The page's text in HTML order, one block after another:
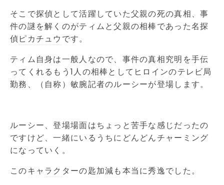
そこで探偵として活躍していた父親の死の真相、事
件の謎を解くのがティムと父親の相棒であった名探
偵ピカチュウ です。
ティム自身は一般人なので、事件の真相究明を手伝
ってくれるもう1人の相棒としてヒロインのテレビ局
勤務、（自称）敏腕記者のルーシーが登場します。
ルーシー、登場場面はちょっと苦手な感じだったの
ですけど、一緒にいるうちにどんどんチャーミング
になっていく。
このキャラク ターの匙加減も本当に秀逸でした。